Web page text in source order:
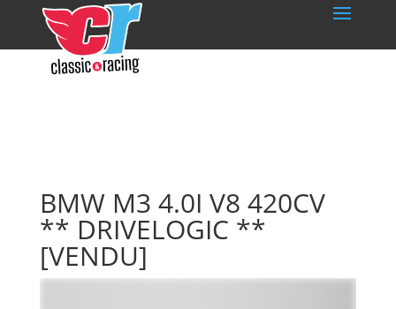
BMW M3 4.0I V8 420CV
** DRIVELOGIC **
[VENDU]